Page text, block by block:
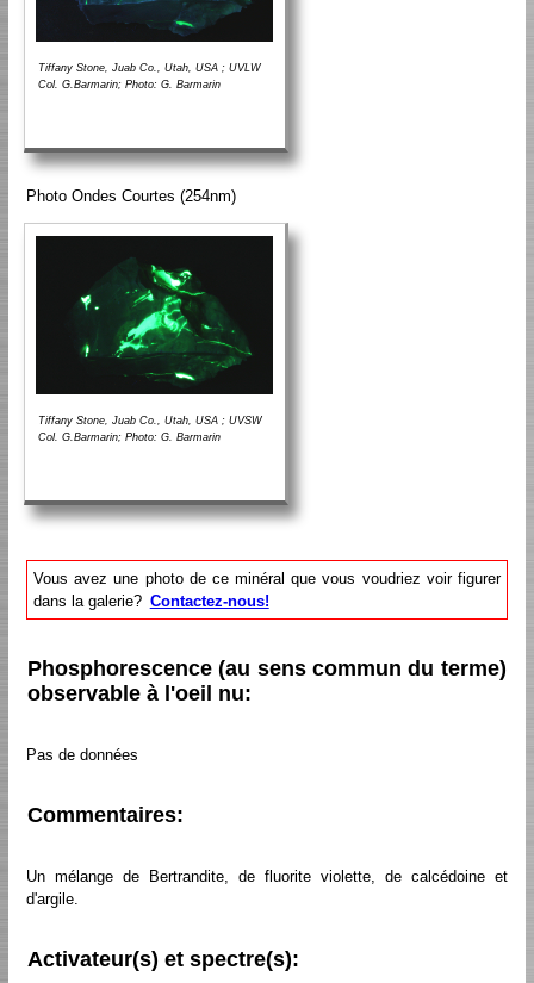
Tiffany Stone, Juab Co., Utah, USA ; UVLW
Col. G.Barmarin; Photo: G. Barmarin
Photo Ondes Courtes (254nm)
Tiffany Stone, Juab Co., Utah, USA ; UVSW
Col. G.Barmarin; Photo: G. Barmarin
Vous avez une photo de ce minéral que vous voudriez voir figurer
dans la galerie? Contactez-nous!
Phosphorescence (au sens commun du terme)
observable à l'oeil nu:
Pas de données
Commentaires:
Un mélange de Bertrandite, de fluorite violette, de calcédoine et
d'argile.
Activateur(s) et spectre(s):